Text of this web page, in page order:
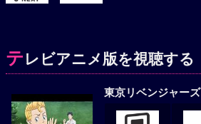
テ レビアニメ版を視聴する
東京リベンジャーズ